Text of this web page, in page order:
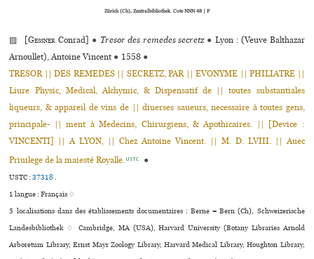
Zürich (Ch), Zentralbibliothek. Cote NNN 48 | F
▨ [Gessner Conrad] ● Tresor des remedes secretz ● Lyon : (Veuve Balthazar
Arnoullet), Antoine Vincent ● 1558 ●
TRESOR || DES REMEDES || SECRETZ, PAR || EVONYME || PHILIATRE ||
Liure Physic, Medical, Alchymic, & Dispensatif de || toutes substantiales
liqueurs, & appareil de vins de || diuerses saueurs, necessaire à toutes gens,
principale- || ment à Medecins, Chirurgiens, & Apothicaires. || [Device :
VINCENTI] || A LYON, || Chez Antoine Vincent. || M. D. LVIII. || Auec
Priuilege de la maiesté Royalle. USTC ●
USTC :37318.
1 langue :Français ♢
5 localisations dans des établissements documentaires : Berne = Bern (Ch), Schweizerische
Landesbibliothek ♢ Cambridge, MA (USA), Harvard University (Botany Libraries Arnold
Arboretum Library, Ernst Mayr Zoology Library, Harvard Medical Library, Houghton Library,